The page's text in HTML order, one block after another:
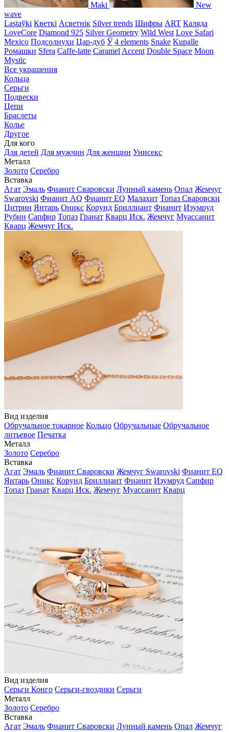
Maki
New
wave
Lastaўki Кветкі Асветнiк Silver trends Шифры ART Каляда
LoveCore Diamond 925 Silver Geometry Wild West Love Safari
Mexico Подсолнухи Цар-дуб Ў 4 elements Snake Kupalle
Ромашки Sfera Caffe-latte Caramel Accent Double Space Moon
Mystic
Все украшения
Кольца
Серьги
Подвески
Цепи
Браслеты
Колье
Другое
Для кого
Для детей Для мужчин Для женщин Унисекс
Металл
Золото Серебро
Вставка
Агат Эмаль Фианит Сваровски Лунный камень Опал Жемчуг
Swarovski Фианит AQ Фианит EQ Малахит Топаз Сваровски
Цитрин Янтарь Оникс Корунд Бриллиант Фианит Изумруд
Рубин Сапфир Топаз Гранат Кварц Иск. Жемчуг Муассанит
Кварц Жемчуг Иск.
Вид изделия
Обручальное токарное Кольцо Обручальные Обручальное
литьевое Печатка
Металл
Золото Серебро
Вставка
Агат Эмаль Фианит Сваровски Жемчуг Swarovski Фианит EQ
Янтарь Оникс Корунд Бриллиант Фианит Изумруд Сапфир
Топаз Гранат Кварц Иск. Жемчуг Муассанит Кварц
Вид изделия
Серьги Конго Серьги-гвоздики Серьги
Металл
Золото Серебро
Вставка
Агат Эмаль Фианит Сваровски Лунный камень Опал Жемчуг